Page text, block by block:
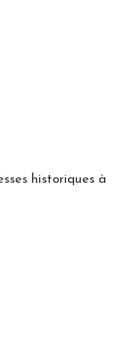
historiques à